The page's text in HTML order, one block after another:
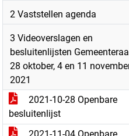
2 Vaststellen agenda
3 Videoverslagen en
besluitenlijsten
28 oktober, 4 en 11
2021
2021-10-28 Openbare
besluitenlijst